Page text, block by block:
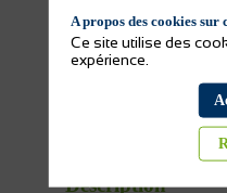
Partager
Activité(s) de
Aménagement intérieur
Description
A propos des cookies sur
Ce site utilise des
expérience.